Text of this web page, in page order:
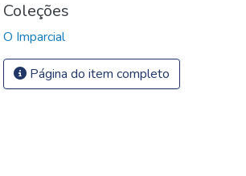
Coleções
O Imparcial
Página do item completo